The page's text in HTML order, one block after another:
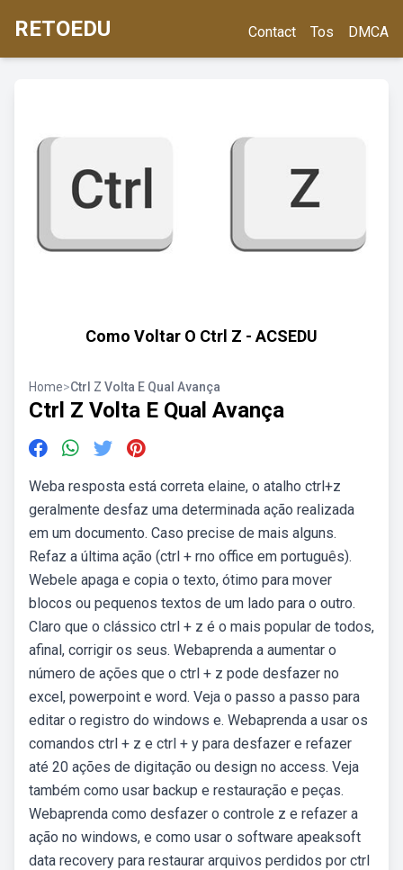
RETOEDU Contact Tos DMCA
Como Voltar O Ctrl Z - ACSEDU
Home>Ctrl Z Volta E Qual Avança
Ctrl Z Volta E Qual Avança
Weba resposta está correta elaine, o atalho ctrl+z
geralmente desfaz uma determinada ação realizada
em um documento. Caso precise de mais alguns.
Refaz a última ação (ctrl + rno office em português).
Webele apaga e copia o texto, ótimo para mover
blocos ou pequenos textos de um lado para o outro.
Claro que o clássico ctrl + z é o mais popular de todos,
afinal, corrigir os seus. Webaprenda a aumentar o
número de ações que o ctrl + z pode desfazer no
excel, powerpoint e word. Veja o passo a passo para
editar o registro do windows e. Webaprenda a usar os
comandos ctrl + z e ctrl + y para desfazer e refazer
até 20 ações de digitação ou design no access. Veja
também como usar backup e restauração e peças.
Webaprenda como desfazer o controle z e refazer a
ação no windows, e como usar o software apeaksoft
data recovery para restaurar arquivos perdidos por ctrl